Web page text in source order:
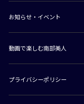
お知らせ・イベント
動画で楽しむ南部美人
プライバシーポリシー